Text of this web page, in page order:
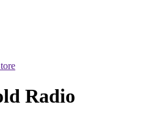
Radio